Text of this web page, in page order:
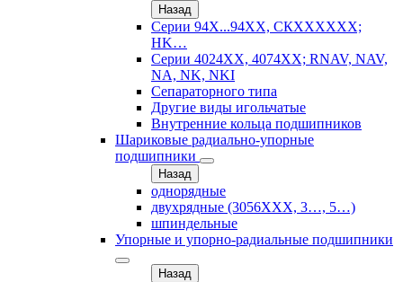
Назад
Серии 94Х...94ХХ, СКХХХХХХ;
HK…
Серии 4024ХХ, 4074ХХ; RNAV, NAV,
NA, NK, NKI
Сепараторного типа
Другие виды игольчатые
Внутренние кольца подшипников
Шариковые радиально-упорные
подшипники
Назад
однорядные
двухрядные (3056ХХХ, 3…, 5…)
шпиндельные
Упорные и упорно-радиальные подшипники
Назад